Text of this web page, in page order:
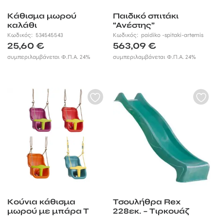
Κάθισμα μωρού
καλάθι
Κωδικός: 534545543
25,60 €
συμπεριλαμβάνεται Φ.Π.Α. 24%
Παιδικό σπιτάκι
“Ανέστης”
Κωδικός:paidiko -spitaki-artemis
563,09€
συμπεριλαμβάνεται Φ.Π.Α. 24%
Κούνια κάθισμα
μωρού με μπάρα Τ
Τσουλήθρα Rex
228εκ. – Τιρκουάζ